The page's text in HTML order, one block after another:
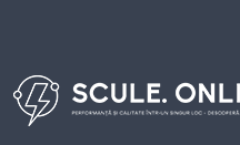
fotografie. Citiți informațiile
caracteristicile și comparați